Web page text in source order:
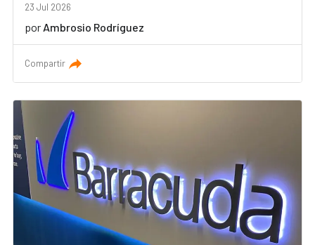
23 Jul 2026
por Ambrosio Rodríguez
Compartir